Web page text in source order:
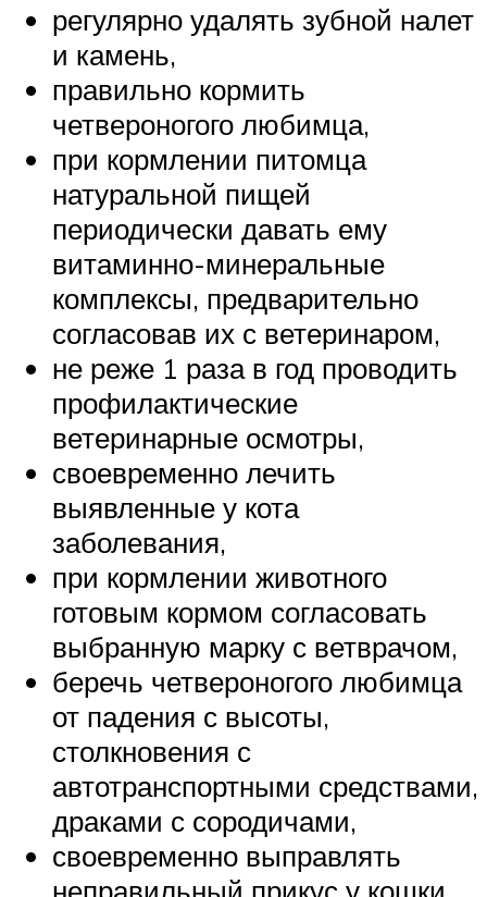
регулярно удалять зубной налет
и камень,
правильно кормить
четвероногого любимца,
при кормлении питомца
натуральной пищей
периодически давать ему
витаминно-минеральные
комплексы, предварительно
согласовав их с ветеринаром,
не реже 1 раза в год проводить
профилактические
ветеринарные осмотры,
своевременно лечить
выявленные у кота
заболевания,
при кормлении животного
готовым кормом согласовать
выбранную марку с ветврачом,
беречь четвероногого любимца
от падения с высоты,
столкновения с
автотранспортными средствами,
драками с сородичами,
своевременно выправлять